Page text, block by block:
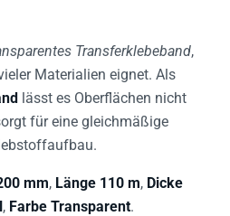
Transferklebeband,
Materialien eignet. Als
lässt es Oberflächen nicht
für eine gleichmäßige
mm, Länge 110 m, Dicke
, Farbe Transparent.